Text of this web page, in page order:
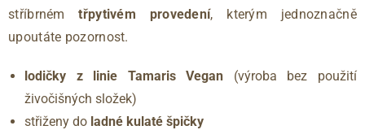
stříbrnémtřpytivém provedení, kterým jednoznačně
upoutáte pozornost.
lodičky z linie Tamaris Vegan (výroba bez použití
živočišných složek)
střiženy do ladné kulaté špičky